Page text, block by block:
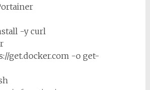
-y curl
get.docker.com -o get-